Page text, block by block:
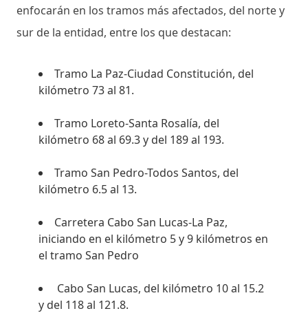
enfocarán en los tramos más afectados, del norte y
sur de la entidad, entre los que destacan:
Tramo La Paz-Ciudad Constitución, del
kilómetro 73 al 81.
Tramo Loreto-Santa Rosalía, del
kilómetro 68 al 69.3 y del 189 al 193.
Tramo San Pedro-Todos Santos, del
kilómetro 6.5 al 13.
Carretera Cabo San Lucas-La Paz,
iniciando en el kilómetro 5 y 9 kilómetros en
el tramo San Pedro
Cabo San Lucas, del kilómetro 10 al 15.2
y del 118 al 121.8.